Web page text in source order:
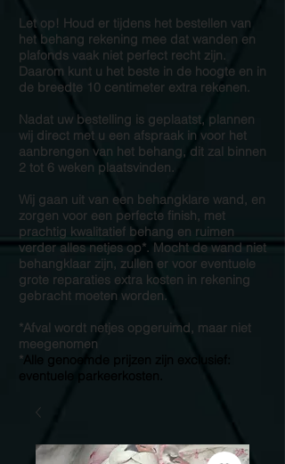
Let op! Houd er tijdens het bestellen van
het behang rekening mee dat wanden en
plafonds vaak niet perfect recht zijn.
Daarom kunt u het beste in de hoogte en in
de breedte 10 centimeter extra rekenen.
Nadat uw bestelling is geplaatst, plannen
wij direct met u een afspraak in voor het
aanbrengen van het behang, dit zal binnen
2 tot 6 weken plaatsvinden.
Wij gaan uit van een behangklare wand, en
zorgen voor een perfecte finish, met
prachtig kwalitatief behang en ruimen
verder alles netjes op*. Mocht de wand niet
behangklaar zijn, zullen er voor eventuele
grote reparaties extra kosten in rekening
gebracht moeten worden.
*Afval wordt netjes opgeruimd, maar niet
meegenomen
* Alle genoemde prijzen zijn exclusief: